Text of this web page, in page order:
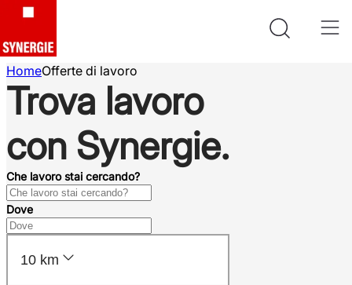
HomeOfferte di lavoro
Trova lavoro
con Synergie.
Che lavoro stai cercando?
Dove
10 km